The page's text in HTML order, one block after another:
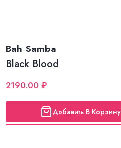
Bah Samba
Black Blood
2190.00 ₽
Добавить В Корзину